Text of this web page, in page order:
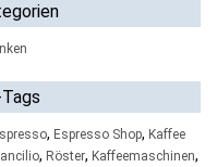
, Espresso Shop, Kaffee
, Röster, Kaffeemaschinen,